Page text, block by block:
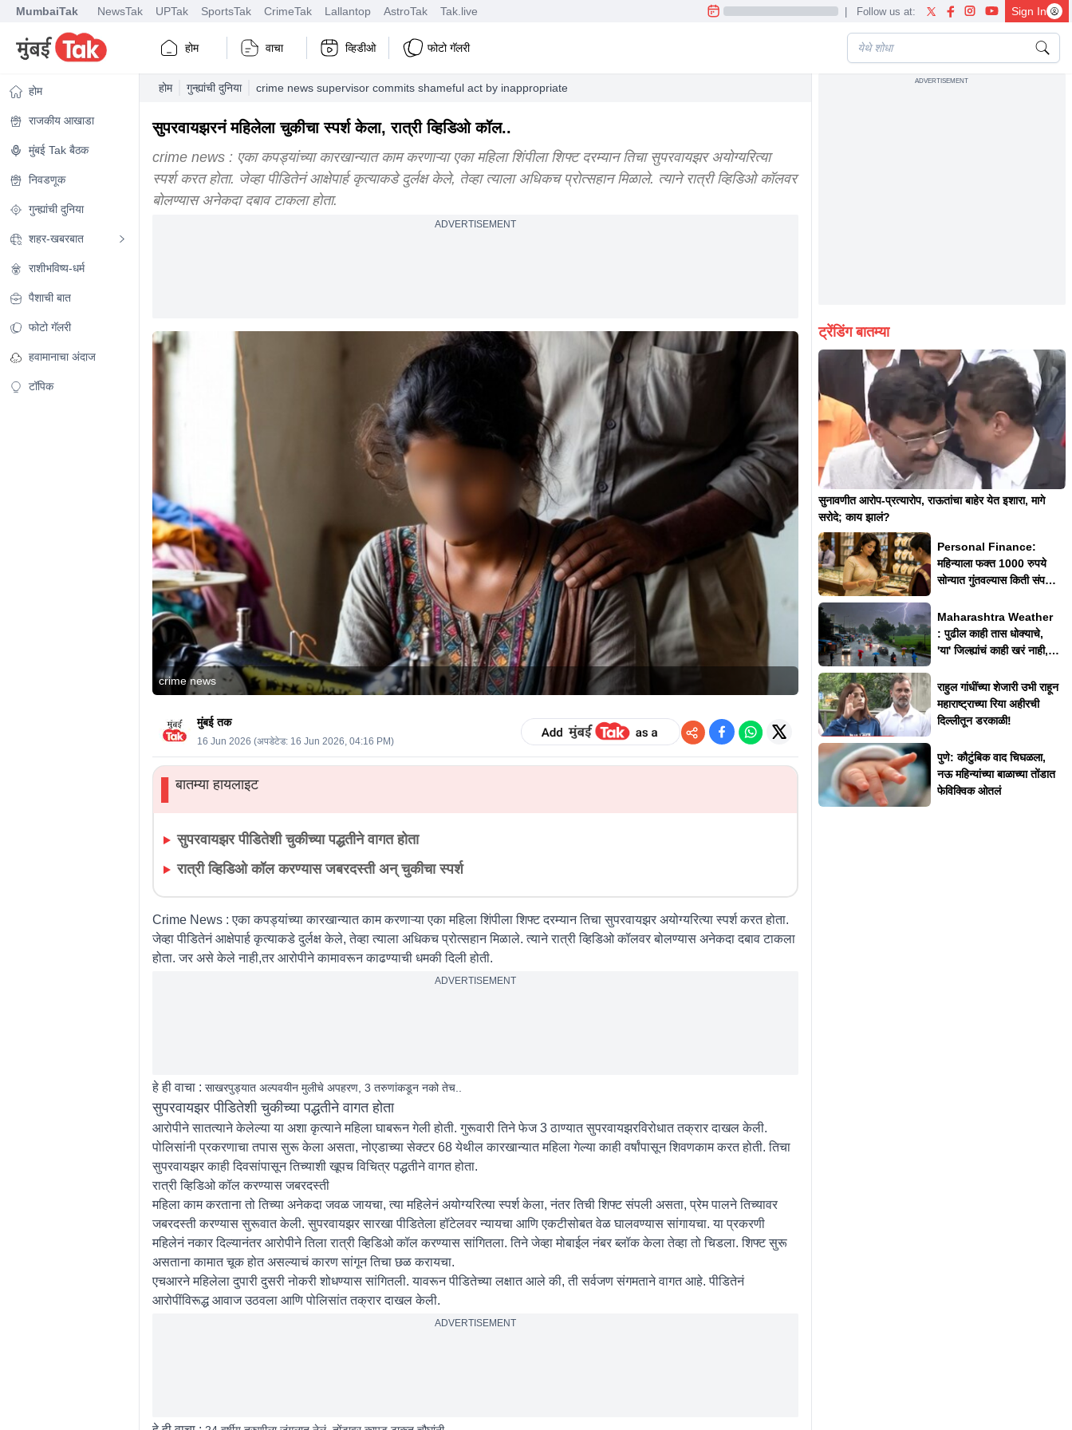
MumbaiTak NewsTak UPTak SportsTak CrimeTak Lallantop AstroTak Tak.live | Follow us at: Sign In
होम वाचा व्हिडीओ फोटो गॅलरी
होम
राजकीय आखाडा
मुंबई Tak बैठक
निवडणूक
गुन्ह्यांची दुनिया
शहर-खबरबात
राशीभविष्य-धर्म
पैशाची बात
फोटो गॅलरी
हवामानाचा अंदाज
टॉपिक
होम गुन्ह्यांची दुनिया crime news supervisor commits shameful act by inappropriately touching a woman
सुपरवायझरनं महिलेला चुकीचा स्पर्श केला, रात्री व्हिडिओ कॉल..
crime news : एका कपड्यांच्या कारखान्यात काम करणाऱ्या एका महिला शिंपीला शिफ्ट दरम्यान तिचा सुपरवायझर अयोग्यरित्या
स्पर्श करत होता. जेव्हा पीडितेनं आक्षेपार्ह कृत्याकडे दुर्लक्ष केले, तेव्हा त्याला अधिकच प्रोत्सहान मिळाले. त्याने रात्री व्हिडिओ कॉलवर
बोलण्यास अनेकदा दबाव टाकला होता.
ADVERTISEMENT
crime news
मुंबई तक
16 Jun 2026 (अपडेटेड: 16 Jun 2026, 04:16 PM)
▌बातम्या हायलाइट
सुपरवायझर पीडितेशी चुकीच्या पद्धतीने वागत होता
रात्री व्हिडिओ कॉल करण्यास जबरदस्ती अन् चुकीचा स्पर्श
Crime News : एका कपड्यांच्या कारखान्यात काम करणाऱ्या एका महिला शिंपीला शिफ्ट दरम्यान तिचा सुपरवायझर अयोग्यरित्या स्पर्श करत होता.
जेव्हा पीडितेनं आक्षेपार्ह कृत्याकडे दुर्लक्ष केले, तेव्हा त्याला अधिकच प्रोत्सहान मिळाले. त्याने रात्री व्हिडिओ कॉलवर बोलण्यास अनेकदा दबाव टाकला
होता. जर असे केले नाही,तर आरोपीने कामावरून काढण्याची धमकी दिली होती.
ADVERTISEMENT
हे ही वाचा : साखरपुड्यात अल्पवयीन मुलीचे अपहरण, 3 तरुणांकडून नको तेच..
सुपरवायझर पीडितेशी चुकीच्या पद्धतीने वागत होता
आरोपीने सातत्याने केलेल्या या अशा कृत्याने महिला घाबरून गेली होती. गुरूवारी तिने फेज 3 ठाण्यात सुपरवायझरविरोधात तक्रार दाखल केली.
पोलिसांनी प्रकरणाचा तपास सुरू केला असता, नोएडाच्या सेक्टर 68 येथील कारखान्यात महिला गेल्या काही वर्षांपासून शिवणकाम करत होती. तिचा
सुपरवायझर काही दिवसांपासून तिच्याशी खूपच विचित्र पद्धतीने वागत होता.
रात्री व्हिडिओ कॉल करण्यास जबरदस्ती
महिला काम करताना तो तिच्या अनेकदा जवळ जायचा, त्या महिलेनं अयोग्यरित्या स्पर्श केला, नंतर तिची शिफ्ट संपली असता, प्रेम पालने तिच्यावर
जबरदस्ती करण्यास सुरूवात केली. सुपरवायझर सारखा पीडितेला हॉटेलवर न्यायचा आणि एकटीसोबत वेळ घालवण्यास सांगायचा. या प्रकरणी
महिलेनं नकार दिल्यानंतर आरोपीने तिला रात्री व्हिडिओ कॉल करण्यास सांगितला. तिने जेव्हा मोबाईल नंबर ब्लॉक केला तेव्हा तो चिडला. शिफ्ट सुरू
असताना कामात चूक होत असल्याचं कारण सांगून तिचा छळ करायचा.
एचआरने महिलेला दुपारी दुसरी नोकरी शोधण्यास सांगितली. यावरून पीडितेच्या लक्षात आले की, ती सर्वजण संगमताने वागत आहे. पीडितेनं
आरोपींविरूद्ध आवाज उठवला आणि पोलिसांत तक्रार दाखल केली.
ADVERTISEMENT
ADVERTISEMENT
ट्रेंडिंग बातम्या
सुनावणीत आरोप-प्रत्यारोप, राऊतांचा बाहेर येत इशारा, मागे
सरोदे; काय झालं?
Personal Finance:
महिन्याला फक्त 1000 रुपये
सोन्यात गुंतवल्यास किती संपत्ती
Maharashtra Weather
: पुढील काही तास धोक्याचे,
'या' जिल्ह्यांचं काही खरं नाही,
राहुल गांधींच्या शेजारी उभी राहून
महाराष्ट्राच्या रिया अहीरची
दिल्लीतून डरकाळी!
पुणे: कौटुंबिक वाद चिघळला,
नऊ महिन्यांच्या बाळाच्या तोंडात
फेविक्विक ओतलं